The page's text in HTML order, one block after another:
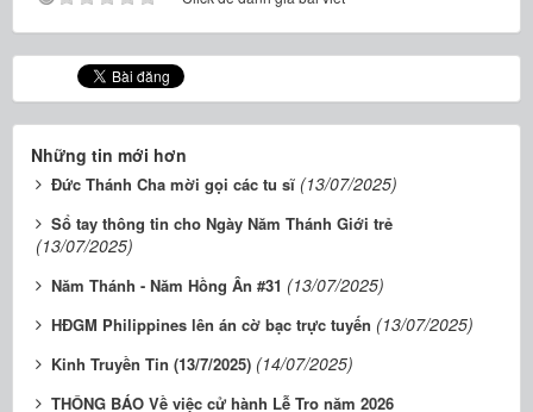
Những tin mới hơn
Đức Thánh Cha mời gọi các tu sĩ (13/07/2025)
Sổ tay thông tin cho Ngày Năm Thánh Giới trẻ
(13/07/2025)
Năm Thánh - Năm Hồng Ân #31 (13/07/2025)
HĐGM Philippines lên án cờ bạc trực tuyến (13/07/2025)
Kinh Truyền Tin (13/7/2025) (14/07/2025)
THÔNG BÁO Về việc cử hành Lễ Tro năm 2026